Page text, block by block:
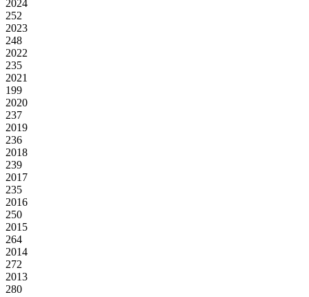
2024
252
2023
248
2022
235
2021
199
2020
237
2019
236
2018
239
2017
235
2016
250
2015
264
2014
272
2013
280